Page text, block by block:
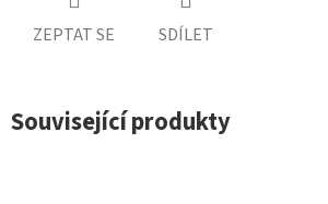
ZEPTAT SE SDÍLET
Související produkty